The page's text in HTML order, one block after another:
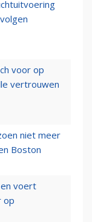
voor op
vertrouwen
niet meer
Boston
voert
op